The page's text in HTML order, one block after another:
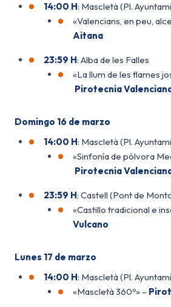
14:00 H: Mascletà (Pl.
«Valencians, en peu,
Aitana
23:59 H: Alba de les Falles
«La llum de les flames
Pirotecnia
Domingo 16 de marzo
14:00 H: Mascletà (Pl.
«Sinfonía de pólvora
Pirotecnia
23:59 H: Castell (Pont de
«Castillo tradicional e
Vulcano
Lunes 17 de marzo
14:00 H: Mascletà (Pl.
«Mascletà 360º» –